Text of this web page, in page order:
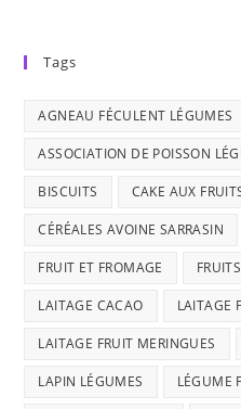
Tags
AGNEAU FÉCULENT LÉGUMES
ASSOCIATION DE POISSON
BISCUITS CAKE AUX
CÉRÉALES AVOINE SARRASIN
FRUIT ET FROMAGE FRUITS
LAITAGE CACAO LAITAGE
LAITAGE FRUIT MERINGUES
LAPIN LÉGUMES LÉGUME